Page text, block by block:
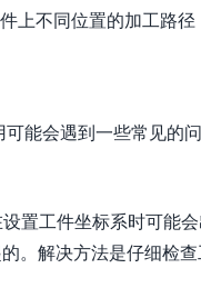
上不同位置的加工路
能会遇到一些常见的
置工件坐标系时可能
。解决方法是仔细检